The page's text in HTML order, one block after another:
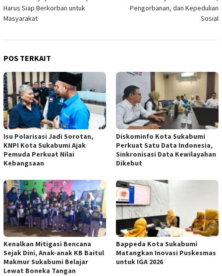
Harus Siap Berkorban untuk
Masyarakat
Pengorbanan, dan Kepedulian
Sosial
POS TERKAIT
Isu Polarisasi Jadi Sorotan,
KNPI Kota Sukabumi Ajak
Pemuda Perkuat Nilai
Kebangsaan
Diskominfo Kota Sukabumi
Perkuat Satu Data Indonesia,
Sinkronisasi Data Kewilayahan
Dikebut
Kenalkan Mitigasi Bencana
Sejak Dini, Anak-anak KB Baitul
Makmur Sukabumi Belajar
Lewat Boneka Tangan
Bappeda Kota Sukabumi
Matangkan Inovasi Puskesmas
untuk IGA 2026